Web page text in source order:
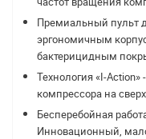
Премиальный пульт
эргономичным
бактерицидным
Технология «I-
компрессора на
Бесперебойная
Инновационный,